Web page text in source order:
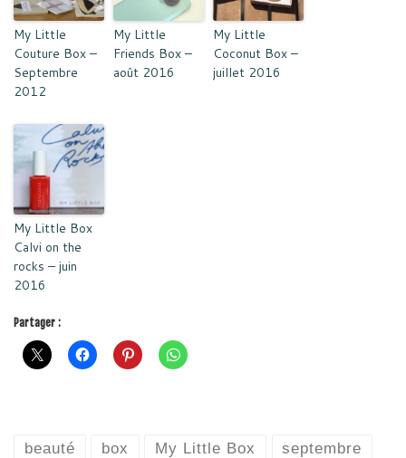
My Little
Couture Box –
Septembre
2012
My Little
Friends Box –
août 2016
My Little
Coconut Box –
juillet 2016
My Little Box
Calvi on the
rocks – juin
2016
Partager :
beauté box My Little Box septembre